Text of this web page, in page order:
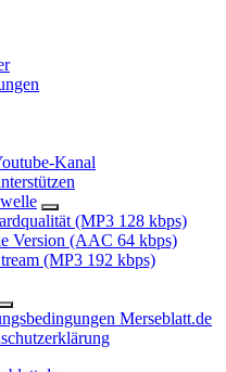
Kanal
(MP3 128 kbps)
Version (AAC 64 kbps)
(MP3 192 kbps)
Merseblatt.de